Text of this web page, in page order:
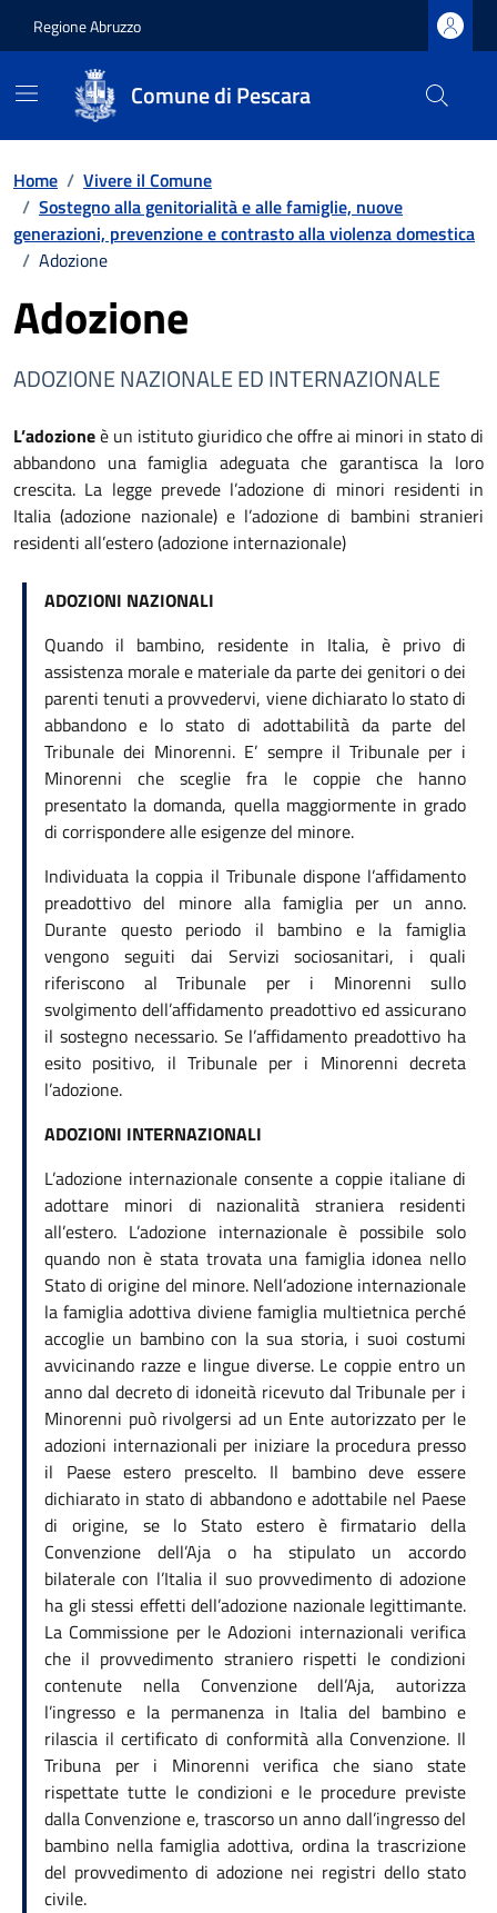
Regione Abruzzo
Comune di Pescara
Home / Vivere il Comune
/ Sostegno alla genitorialità e alle famiglie, nuove
generazioni, prevenzione e contrasto alla violenza domestica
/ Adozione
Adozione
ADOZIONE NAZIONALE ED INTERNAZIONALE
L’adozioneè un istituto giuridico che offre ai minori in stato di
abbandono una famiglia adeguata che garantisca la loro
crescita. La legge prevede l’adozione di minori residenti in
Italia (adozione nazionale) e l’adozione di bambini stranieri
residenti all’estero (adozione internazionale)
ADOZIONI NAZIONALI
Quando il bambino, residente in Italia, è privo di
assistenza morale e materiale da parte dei genitori o dei
parenti tenuti a provvedervi, viene dichiarato lo stato di
abbandono e lo stato di adottabilità da parte del
Tribunale dei Minorenni. E’ sempre il Tribunale per i
Minorenni che sceglie fra le coppie che hanno
presentato la domanda, quella maggiormente in grado
di corrispondere alle esigenze del minore.
Individuata la coppia il Tribunale dispone l’affidamento
preadottivo del minore alla famiglia per un anno.
Durante questo periodo il bambino e la famiglia
vengono seguiti dai Servizi sociosanitari, i quali
riferiscono al Tribunale per i Minorenni sullo
svolgimento dell’affidamento preadottivo ed assicurano
il sostegno necessario. Se l’affidamento preadottivo ha
esito positivo, il Tribunale per i Minorenni decreta
l’adozione.
ADOZIONI INTERNAZIONALI
L’adozione internazionale consente a coppie italiane di
adottare minori di nazionalità straniera residenti
all’estero. L’adozione internazionale è possibile solo
quando non è stata trovata una famiglia idonea nello
Stato di origine del minore. Nell’adozione internazionale
la famiglia adottiva diviene famiglia multietnica perché
accoglie un bambino con la sua storia, i suoi costumi
avvicinando razze e lingue diverse. Le coppie entro un
anno dal decreto di idoneità ricevuto dal Tribunale per i
Minorenni può rivolgersi ad un Ente autorizzato per le
adozioni internazionali per iniziare la procedura presso
il Paese estero prescelto. Il bambino deve essere
dichiarato in stato di abbandono e adottabile nel Paese
di origine, se lo Stato estero è firmatario della
Convenzione dell’Aja o ha stipulato un accordo
bilaterale con l’Italia il suo provvedimento di adozione
ha gli stessi effetti dell’adozione nazionale legittimante.
La Commissione per le Adozioni internazionali verifica
che il provvedimento straniero rispetti le condizioni
contenute nella Convenzione dell’Aja, autorizza
l’ingresso e la permanenza in Italia del bambino e
rilascia il certificato di conformità alla Convenzione. Il
Tribuna per i Minorenni verifica che siano state
rispettate tutte le condizioni e le procedure previste
dalla Convenzione e, trascorso un anno dall’ingresso del
bambino nella famiglia adottiva, ordina la trascrizione
del provvedimento di adozione nei registri dello stato
civile.